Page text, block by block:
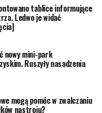
tablice informujące
Ledwo je widać
nowy mini-park
Ruszyły nasadzenia
mogą pomóc w zwalczaniu
nastroju?